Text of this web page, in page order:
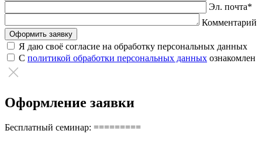
Эл. почта*
Комментарий
Я даю своё согласие на обработку персональных данных
С политикой обработки персональных данных ознакомлен
Оформление заявки
Бесплатный семинар: =========